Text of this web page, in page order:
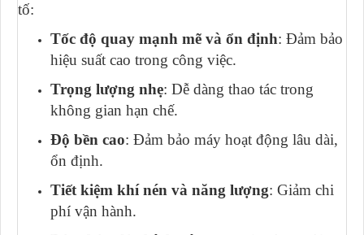
tố:
Tốc độ quay mạnh mẽ và ổn định: Đảm bảo
hiệu suất cao trong công việc.
Trọng lượng nhẹ: Dễ dàng thao tác trong
không gian hạn chế.
Độ bền cao: Đảm bảo máy hoạt động lâu dài,
ổn định.
Tiết kiệm khí nén và năng lượng: Giảm chi
phí vận hành.